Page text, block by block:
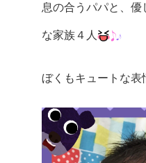
息の合うパパと、
な家族４人
ぼくもキュートな表